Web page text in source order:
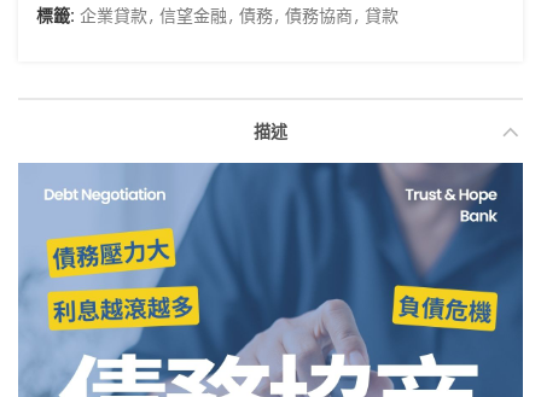
標籤: 企業貸款, 信望金融, 債務, 債務協商, 貸款
描述